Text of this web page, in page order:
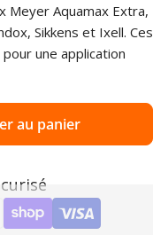
Meyer Aquamax Extra,
Sikkens et Ixell. Ces
une application
- 250
pour
au panier